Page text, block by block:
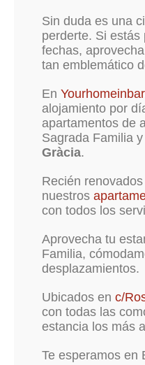
Sin duda es una
perderte. Si
fechas,
tan emblemático
En
alojamiento por
apartamentos de
Sagrada Familia y
Gràcia.
Recién
nuestros
con todos los
Aprovecha tu
Familia,
desplazamientos.
Ubicados en c/
con todas las
estancia los más
Te esperamos en